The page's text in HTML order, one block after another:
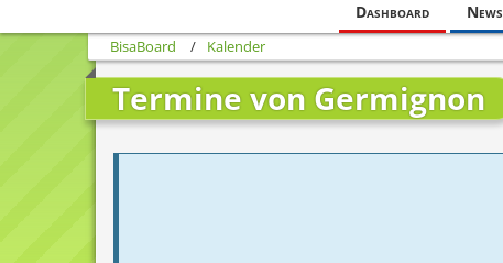
Dashboard News
BisaBoard Kalender
Termine von Germignon